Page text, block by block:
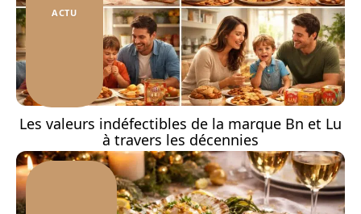
ACTU
Les valeurs indéfectibles de la marque Bn et Lu
à travers les décennies